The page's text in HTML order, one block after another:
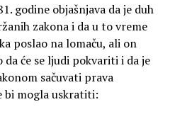
godine objašnjava da je duh
zakona i da u to vreme
poslao na lomaču, ali on
će se ljudi pokvariti i da je
sačuvati prava
bi mogla uskratiti: